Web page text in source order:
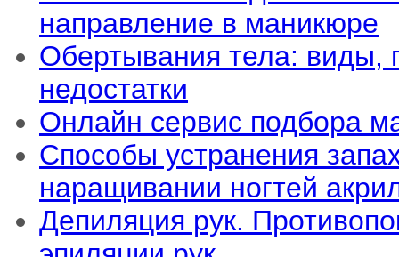
направление в маникюре
Обертывания тела: виды,
недостатки
Онлайн сервис подбора
Способы устранения
наращивании ногтей
Депиляция рук.